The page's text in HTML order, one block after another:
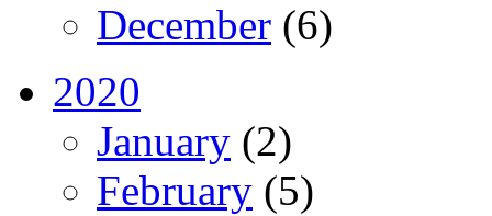
December (6)
2020
January (2)
February (5)